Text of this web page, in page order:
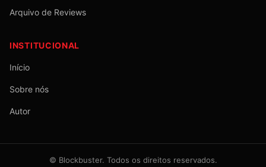
Arquivo de Reviews
INSTITUCIONAL
Início
Sobre nós
Autor
© Blockbuster. Todos os direitos reservados.